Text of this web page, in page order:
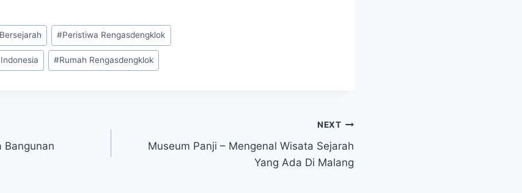
e
r
e
#Peristiwa Rengasdengklok
#Rumah Rengasdengklok
Bangunan
NEXT
Museum Panji – Mengenal Wisata Sejarah
Yang Ada Di Malang